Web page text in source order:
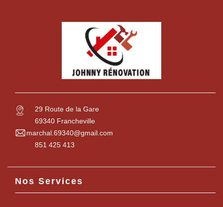
29 Route de la Gare
69340 Francheville
marchal.69340@gmail.com
851 425 413
Nos Services